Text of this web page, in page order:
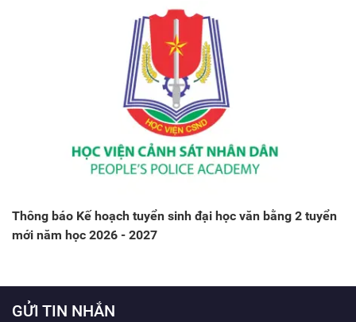
Thông báo Kế hoạch tuyển sinh đại học văn bằng 2 tuyển
mới năm học 2026 - 2027
GỬI TIN NHẮN